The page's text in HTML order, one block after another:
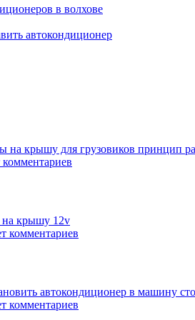
в волхове
автокондиционер
на крышу для грузовиков принцип
на крышу 12v
комментариев
автокондиционер в машину
комментариев